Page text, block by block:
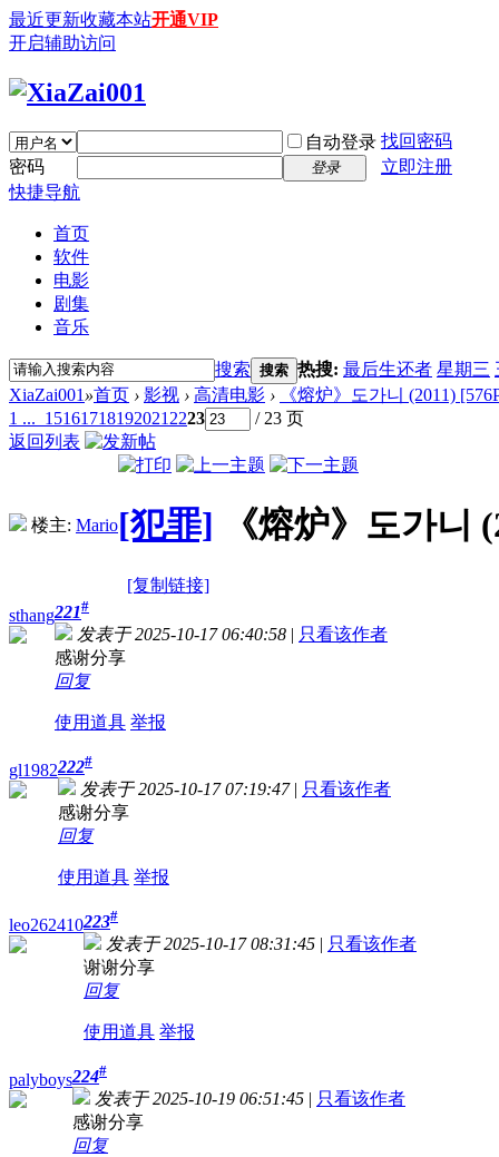
最近更新收藏本站开通VIP
开启辅助访问
自动登录 找回密码
密码
登录
立即注册
快捷导航
首页
软件
电影
剧集
音乐
搜索 搜索 热搜: 最后生还者 星期三
XiaZai001 »首页 › 影视 › 高清电影 ›
《熔炉》도가니 (2011)
1 ... 15161718192021 2223
/ 23 页
返回列表
楼主: Mario[犯罪] 《熔炉》도가니
[复制链接]
sthang221#
发表于 2025-10-17 06:40:58 | 只看该作者
感谢分享
回复
使用道具 举报
gl1982222#
发表于 2025-10-17 07:19:47 | 只看该作者
感谢分享
回复
使用道具 举报
leo262410223#
发表于 2025-10-17 08:31:45 | 只看该作者
谢谢分享
回复
使用道具 举报
palyboys224#
发表于 2025-10-19 06:51:45 | 只看该作者
感谢分享
回复